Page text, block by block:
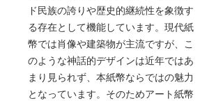
ド民族の誇りや歴史的継続性を象徴す
る存在として機能しています。現代紙
幣では肖像や建築物が主流ですが、こ
のような神話的デザインは近年ではあ
まり見られず、本紙幣ならではの魅力
となっています。そのためアート紙幣